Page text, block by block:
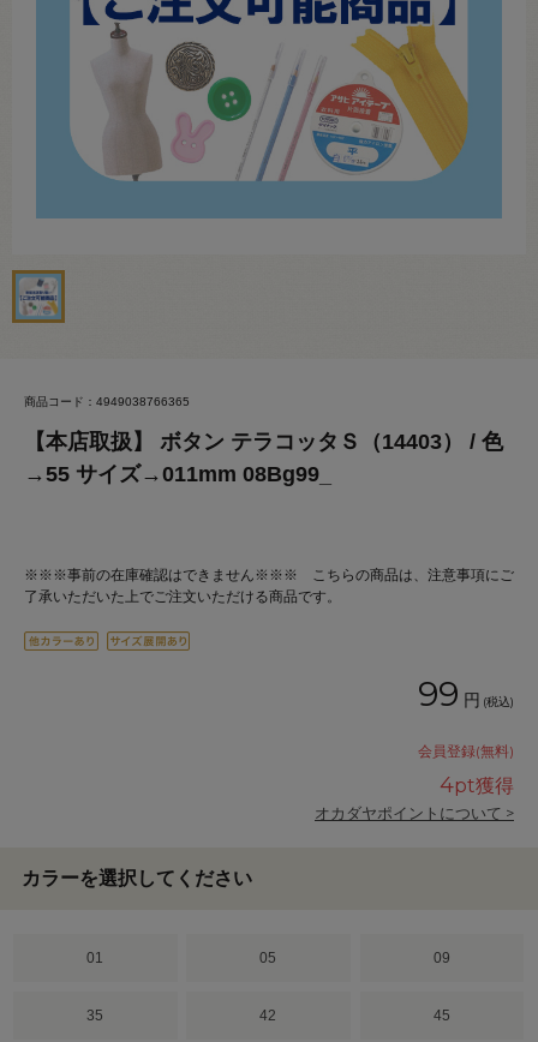
商品コード：4949038766365
【本店取扱】 ボタン テラコッタＳ（14403） / 色
→55 サイズ→011mm 08Bg99_
※※※事前の在庫確認はできません※※※ こちらの商品は、注意事項にご
了承いただいた上でご注文いただける商品です。
99 円 (税込)
会員登録(無料)
4pt獲得
オカダヤポイントについて >
カラーを選択してください
01 05 09
35 42 45